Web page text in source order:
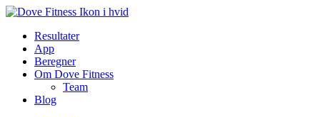
Spring
indholdResultater
App
Beregner
Om Dove Fitness
Team
Blog